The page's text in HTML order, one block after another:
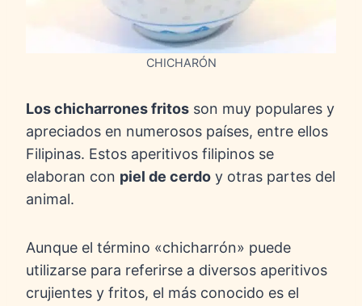
CHICHARÓN
Los chicharrones fritos son muy populares y
apreciados en numerosos países, entre ellos
Filipinas. Estos aperitivos filipinos se
elaboran con piel de cerdo y otras partes del
animal.
Aunque el término «chicharrón» puede
utilizarse para referirse a diversos aperitivos
crujientes y fritos, el más conocido es el